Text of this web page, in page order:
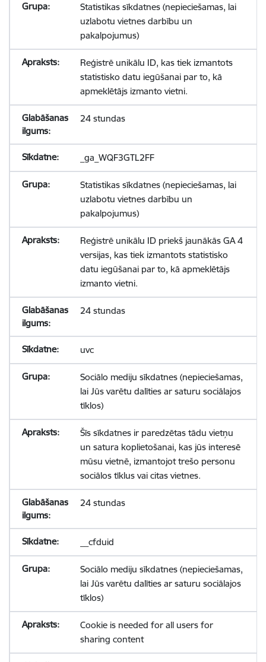
Statistikas sīkdatnes (nepieciešamas, lai
uzlabotu vietnes darbību un
pakalpojumus)
Reģistrē unikālu ID, kas tiek izmantots
statistisko datu iegūšanai par to, kā
apmeklētājs izmanto vietni.
24 stundas
_ga_WQF3GTL2FF
Statistikas sīkdatnes (nepieciešamas, lai
uzlabotu vietnes darbību un
pakalpojumus)
Reģistrē unikālu ID priekš jaunākās GA 4
versijas, kas tiek izmantots statistisko
datu iegūšanai par to, kā apmeklētājs
izmanto vietni.
24 stundas
uvc
Sociālo mediju sīkdatnes (nepieciešamas,
lai Jūs varētu dalīties ar saturu sociālajos
tīklos)
Šīs sīkdatnes ir paredzētas tādu vietņu
un satura koplietošanai, kas jūs interesē
mūsu vietnē, izmantojot trešo personu
sociālos tīklus vai citas vietnes.
24 stundas
__cfduid
Sociālo mediju sīkdatnes (nepieciešamas,
lai Jūs varētu dalīties ar saturu sociālajos
tīklos)
Cookie is needed for all users for
sharing content